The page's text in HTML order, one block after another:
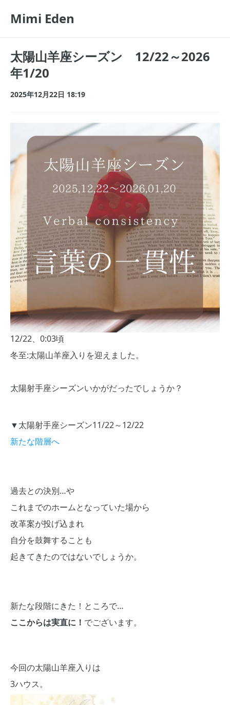
Mimi Eden
太陽山羊座シーズン 12/22～2026
年1/20
2025年12月22日 18:19
12/22、0:03頃
冬至:太陽山羊座入りを迎えました。
太陽射手座シーズンいかがだったでしょうか？
▼太陽射手座シーズン11/22～12/22
新たな階層へ
過去との決別…や
これまでのホームとなっていた場から
改革案が投げ込まれ
自分を鼓舞することも
起きてきたのではないでしょうか。
新たな段階にきた！ところで…
ここからは実直に！ でございます。
今回の太陽山羊座入りは
3ハウス。